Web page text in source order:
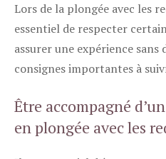
Lors de la plongée avec les
essentiel de respecter
assurer une expérience sans
consignes importantes à
Être accompagné
en plongée avec les